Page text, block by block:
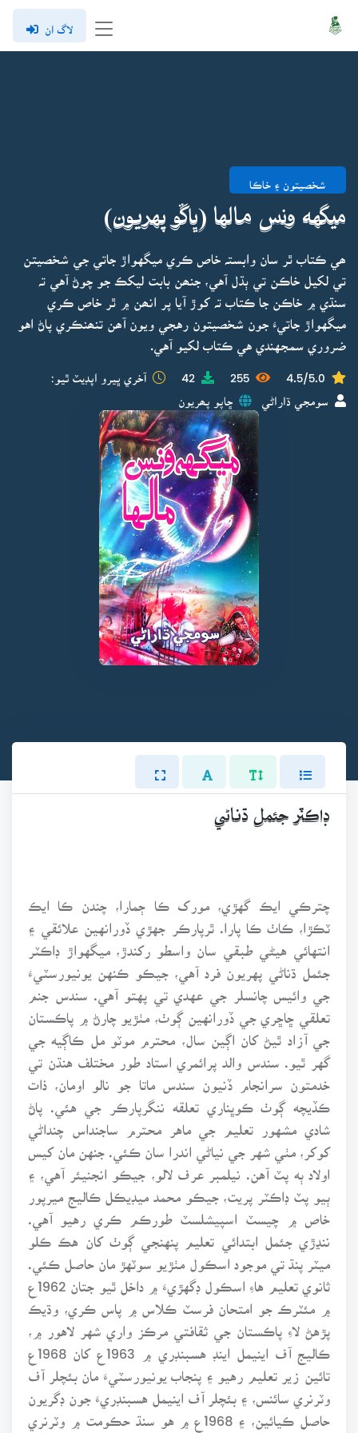
لاگ ان
شخصيتون ۽ خاڪا
ميگهه ونس مالها (ڀاڱو پهريون)
ھي ڪتاب ٿر سان وابستہ خاص ڪري ميگهواڙ جاتي جي شخصيتن
تي لکيل خاڪن تي ٻڌل آهي، جنھن بابت ليکڪ جو چوڻ آهي تہ
سنڌي ۾ خاڪن جا ڪتاب تہ کوڙ آيا پر انھن ۾ ٿر خاص ڪري
ميگهواڙ جاتيءَ جون شخصيتون رهجي ويون آھن تنھنڪري پاڻ اهو
ضروري سمجهندي هي ڪتاب لکيو آهي.
4.5/5.0
255
42 آخري ڀيرو اپڊيٽ ٿيو:
سومجي ڌاراڻي ڇاپو پھريون
ڊاڪٽر جئمل ڌناڻي
چترڪي ايڪ گهڙي، مورک ڪا ڄمارا، چندن ڪا ايڪ
ٽڪڙا، ڪاٺ ڪا پارا. ٿرپارڪر جهڙي ڏورانهين علائقي ۽
انتهائي هيڻي طبقي سان واسطو رکندڙ، ميگهواڙ ڊاڪٽر
جئمل ڌناڻي پهريون فرد آهي، جيڪو ڪنهن يونيورسٽيءَ
جي وائيس چانسلر جي عهدي تي پهتو آهي. سندس جنم
تعلقي ڇاڇري جي ڏورانهين ڳوٺ، مٺڙيو چارڻ ۾ پاڪستان
جي آزاد ٿيڻ کان اڳين سال، محترم موٽو مل ڪاڳيه جي
گهر ٿيو. سندس والد پرائمري استاد طور مختلف هنڌن تي
خدمتون سرانجام ڏنيون سندس ماتا جو نالو اومان، ذات
ڪڏيچه ڳوٺ ڪوڀناري تعلقه ننگرپارڪر جي هئي. پاڻ
شادي مشهور تعليم جي ماهر محترم ساجنداس چنداڻي
کوکر، مٺي شهر جي نياڻي اندرا سان ڪئي. جنهن مان کيس
اولاد ٻه پٽ آهن. نيلمبر عرف لالو، جيڪو انجنيئر آهي، ۽
ٻيو پٽ ڊاڪٽر پريت، جيڪو محمد ميڊيڪل ڪاليج ميرپور
خاص ۾ چيسٽ اسپيشلسٽ طورڪم ڪري رهيو آهي.
ننڍڙي جئمل ابتدائي تعليم پنهنجي ڳوٺ کان هڪ ڪلو
ميٽر پنڌ تي موجود اسڪول مٺڙيو سوٽهڙ مان حاصل ڪئي.
۾ مئٽرڪ جو امتحان فرسٽ ڪلاس ۾ پاس ڪري، وڌيڪ
پڙهڻ لاءِ پاڪستان جي ثقافتي مرڪز واري شهر لاهور ۾،
تائين زير تعليم رهيو ۽ پنجاب يونيورسٽيءَ مان بئچلر آف
وٽرنري سائنس، ۽ بئچلر آف اينيمل هسبنڊريءَ جون ڊگريون
حاصل ڪيائين، ۽ 1968ع ۾ هو سنڌ حڪومت ۾ وٽرنري